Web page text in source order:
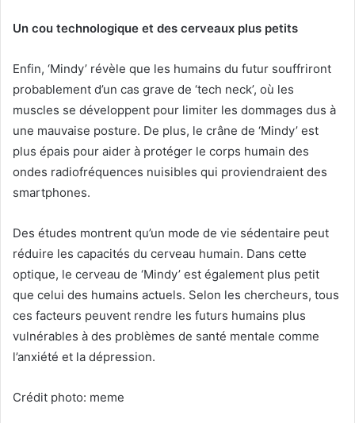
Un cou technologique et des cerveaux plus petits
Enfin, ‘Mindy’ révèle que les humains du futur souffriront
probablement d’un cas grave de ‘tech neck’, où les
muscles se développent pour limiter les dommages dus à
une mauvaise posture. De plus, le crâne de ‘Mindy’ est
plus épais pour aider à protéger le corps humain des
ondes radiofréquences nuisibles qui proviendraient des
smartphones.
Des études montrent qu’un mode de vie sédentaire peut
réduire les capacités du cerveau humain. Dans cette
optique, le cerveau de ‘Mindy’ est également plus petit
que celui des humains actuels. Selon les chercheurs, tous
ces facteurs peuvent rendre les futurs humains plus
vulnérables à des problèmes de santé mentale comme
l’anxiété et la dépression.
Crédit photo: meme